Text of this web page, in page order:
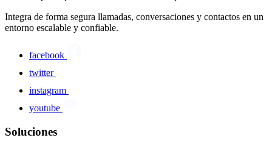
Integra de forma segura llamadas, conversaciones y contactos en un
entorno escalable y confiable.
facebook
twitter
instagram
youtube
Soluciones